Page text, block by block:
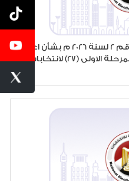
قرار الهيئة الوطنية للانتخابات رقم 2 لسنة 2026 م بشأن اعلان
النتيجة النهائية لجولة الإعادة للمرحلة الاولى (27) لانتخابات